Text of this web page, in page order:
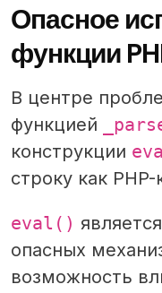
Опасное
функции
В центре
функцией
конструкции
строку как PHP-
eval()
опасных
возможность